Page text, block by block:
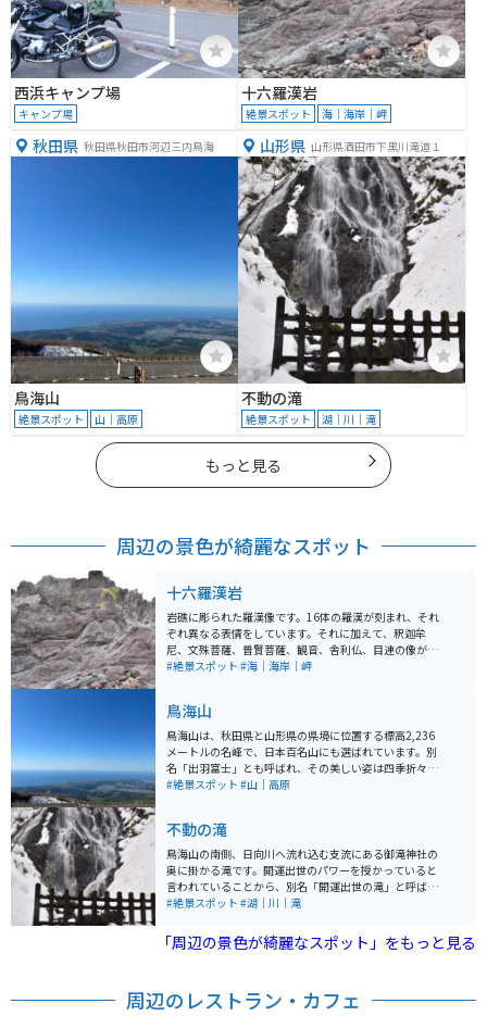
西浜キャンプ場
キャンプ場
十六羅漢岩
絶景スポット 海｜海岸｜岬
秋田県 秋田県秋田市河辺三内鳥海
鳥海山
絶景スポット 山｜高原
山形県 山形県酒田市下黒川滝道１
不動の滝
絶景スポット 湖｜川｜滝
もっと見る
周辺の景色が綺麗なスポット
十六羅漢岩
岩礁に彫られた羅漢像です。16体の羅漢が刻まれ、それ
ぞれ異なる表情をしています。それに加えて、釈迦牟
尼、文殊菩薩、普賢菩薩、観音、舎利仏、目連の像があ
り、計22体あります。日本海の大海原をバックにした迫
#絶景スポット #海｜海岸｜岬
鳥海山
鳥海山は、秋田県と山形県の県境に位置する標高2,236
メートルの名峰で、日本百名山にも選ばれています。別
名「出羽富士」とも呼ばれ、その美しい姿は四季折々で
異なる表情を見せます。春から秋にかけては登山が楽し
海ブルーライン」は、海抜ゼロメートルから一気に1,10
0メートルまで駆け上がる道です。この道路からは日本海
や周辺の景色を一望でき、絶景ポイントが点在していま
す。5合目に位置する「鉾立展望台」からは、男鹿半島や
日本海に浮かぶ飛島などが一望でき、絶好の写真スポッ
ろで、自然の美しさを堪能できるエリアです。
#絶景スポット #山｜高原
不動の滝
鳥海山の南側、日向川へ流れ込む支流にある御滝神社の
奥に掛かる滝です。開運出世のパワーを授かっていると
言われていることから、別名「開運出世の滝」と呼ばれ
る落差約15mの滝です。せり出した岩肌を分岐しながら
#絶景スポット #湖｜川｜滝
「周辺の景色が綺麗なスポット」をもっと見る
周辺のレストラン・カフェ